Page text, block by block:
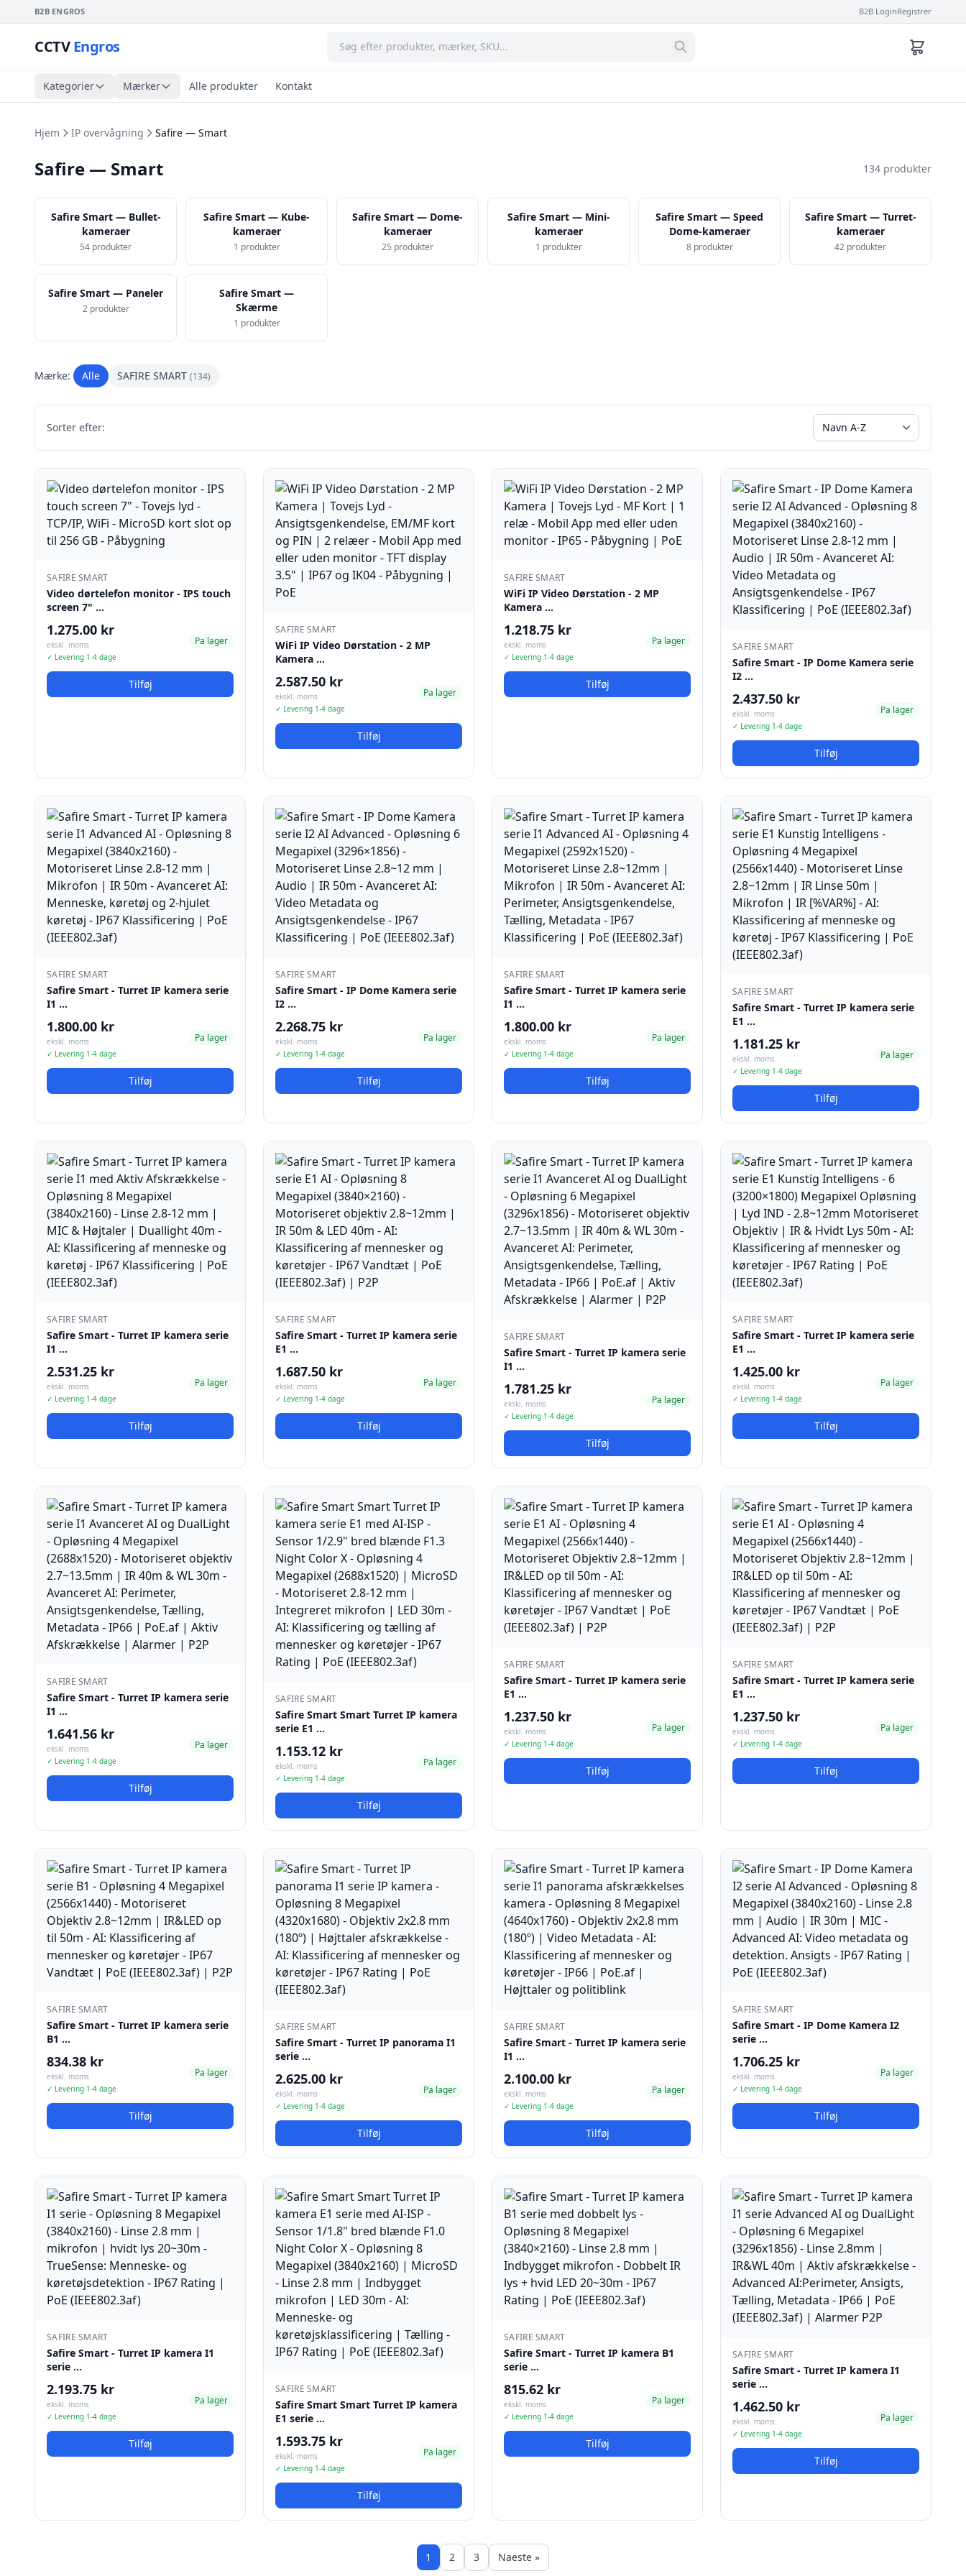
B2B ENGROS B2B LoginRegistrer
CCTVEngros
Kategorier Mærker Alle produkter Kontakt
Hjem IP overvågning Safire — Smart
Safire — Smart 134 produkter
Safire Smart — Bullet-
kameraer
54 produkter
Safire Smart — Kube-
kameraer
1 produkter
Safire Smart — Dome-
kameraer
25 produkter
Safire Smart — Mini-
kameraer
1 produkter
Safire Smart — Speed
Dome-kameraer
8 produkter
Safire Smart — Turret-
kameraer
42 produkter
Safire Smart — Paneler
2 produkter
Safire Smart —
Skærme
1 produkter
Mærke: Alle SAFIRE SMART (134)
Sorter efter:
SAFIRE SMART
Video dørtelefon monitor - IPS touch
screen 7" …
1.275.00 kr
ekskl. moms
✓ Levering 1-4 dage
Pa lager
Tilføj
SAFIRE SMART
WiFi IP Video Dørstation - 2 MP
Kamera …
2.587.50 kr
ekskl. moms
✓ Levering 1-4 dage
Pa lager
Tilføj
SAFIRE SMART
WiFi IP Video Dørstation - 2 MP
Kamera …
1.218.75 kr
ekskl. moms
✓ Levering 1-4 dage
Pa lager
Tilføj
SAFIRE SMART
Safire Smart - IP Dome Kamera serie
I2 …
2.437.50 kr
ekskl. moms
✓ Levering 1-4 dage
Pa lager
Tilføj
SAFIRE SMART
Safire Smart - Turret IP kamera serie
I1 …
1.800.00 kr
ekskl. moms
✓ Levering 1-4 dage
Pa lager
Tilføj
SAFIRE SMART
Safire Smart - IP Dome Kamera serie
I2 …
2.268.75 kr
ekskl. moms
✓ Levering 1-4 dage
Pa lager
Tilføj
SAFIRE SMART
Safire Smart - Turret IP kamera serie
I1 …
1.800.00 kr
ekskl. moms
✓ Levering 1-4 dage
Pa lager
Tilføj
SAFIRE SMART
Safire Smart - Turret IP kamera serie
E1 …
1.181.25 kr
ekskl. moms
✓ Levering 1-4 dage
Pa lager
Tilføj
SAFIRE SMART
Safire Smart - Turret IP kamera serie
I1 …
2.531.25 kr
ekskl. moms
✓ Levering 1-4 dage
Pa lager
Tilføj
SAFIRE SMART
Safire Smart - Turret IP kamera serie
E1 …
1.687.50 kr
ekskl. moms
✓ Levering 1-4 dage
Pa lager
Tilføj
SAFIRE SMART
Safire Smart - Turret IP kamera serie
I1 …
1.781.25 kr
ekskl. moms
✓ Levering 1-4 dage
Pa lager
Tilføj
SAFIRE SMART
Safire Smart - Turret IP kamera serie
E1 …
1.425.00 kr
ekskl. moms
✓ Levering 1-4 dage
Pa lager
Tilføj
SAFIRE SMART
Safire Smart - Turret IP kamera serie
I1 …
1.641.56 kr
ekskl. moms
✓ Levering 1-4 dage
Pa lager
Tilføj
SAFIRE SMART
Safire Smart Smart Turret IP kamera
serie E1 …
1.153.12 kr
ekskl. moms
✓ Levering 1-4 dage
Pa lager
Tilføj
SAFIRE SMART
Safire Smart - Turret IP kamera serie
E1 …
1.237.50 kr
ekskl. moms
✓ Levering 1-4 dage
Pa lager
Tilføj
SAFIRE SMART
Safire Smart - Turret IP kamera serie
E1 …
1.237.50 kr
ekskl. moms
✓ Levering 1-4 dage
Pa lager
Tilføj
SAFIRE SMART
Safire Smart - Turret IP kamera serie
B1 …
834.38 kr
ekskl. moms
✓ Levering 1-4 dage
Pa lager
Tilføj
SAFIRE SMART
Safire Smart - Turret IP panorama I1
serie …
2.625.00 kr
ekskl. moms
✓ Levering 1-4 dage
Pa lager
Tilføj
SAFIRE SMART
Safire Smart - Turret IP kamera serie
I1 …
2.100.00 kr
ekskl. moms
✓ Levering 1-4 dage
Pa lager
Tilføj
SAFIRE SMART
Safire Smart - IP Dome Kamera I2
serie …
1.706.25 kr
ekskl. moms
✓ Levering 1-4 dage
Pa lager
Tilføj
SAFIRE SMART
Safire Smart - Turret IP kamera I1
serie …
2.193.75 kr
ekskl. moms
✓ Levering 1-4 dage
Pa lager
Tilføj
SAFIRE SMART
Safire Smart Smart Turret IP kamera
E1 serie …
1.593.75 kr
ekskl. moms
✓ Levering 1-4 dage
Pa lager
Tilføj
SAFIRE SMART
Safire Smart - Turret IP kamera B1
serie …
815.62 kr
ekskl. moms
✓ Levering 1-4 dage
Pa lager
Tilføj
SAFIRE SMART
Safire Smart - Turret IP kamera I1
serie …
1.462.50 kr
ekskl. moms
✓ Levering 1-4 dage
Pa lager
Tilføj
1 2 3 Naeste »